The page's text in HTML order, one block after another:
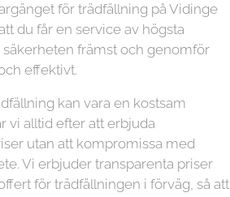
för trädfällning på Vidinge
du får en service av högsta
säkerheten främst och genomför
effektivt.
kan vara en kostsam
vi alltid efter att erbjuda
utan att kompromissa med
Vi erbjuder transparenta priser
för trädfällningen i förväg, så att